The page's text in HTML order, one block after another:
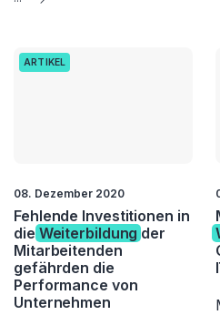
ARTIKEL
08. Dezember 2020
Fehlende Investitionen in
dieWeiterbildung der
Mitarbeitenden
gefährden die
Performance von
Unternehmen